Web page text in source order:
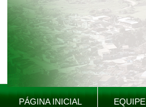
PÁGINA INICIAL EQUIPE